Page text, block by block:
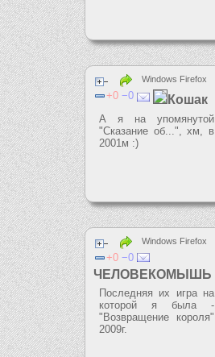
Windows Firefox
0 0 Кошак
А я на упомянутой
"Сказание об...", хм, в
2001м :)
Windows Firefox
0 0
ЧЕЛОВЕКОМЫШЬ
Последняя их игра на
которой я была -
"Возвращение короля"
2009г.